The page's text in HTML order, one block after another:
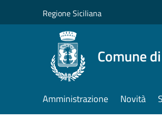
Regione Siciliana
Comune
Amministrazione Novità